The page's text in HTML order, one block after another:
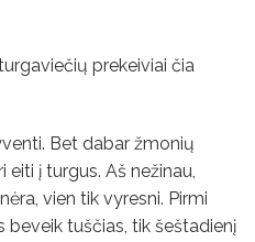
prekeiviai čia
Bet dabar žmonių
eiti į turgus. Aš nežinau,
vien tik vyresni. Pirmi
beveik tuščias, tik šeštadienį